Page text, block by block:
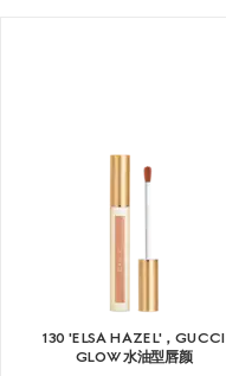
130 'ELSA HAZEL'，GUCCI
GLOW 水油型唇颜